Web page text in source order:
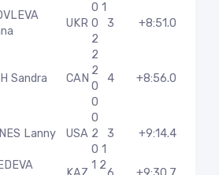
UKR
0 1
0
2
3 +8:51.0
Sandra CAN
2
2
0
0
4 +8:56.0
Lanny USA
0
2
0 1
3 +9:14.4
1 2